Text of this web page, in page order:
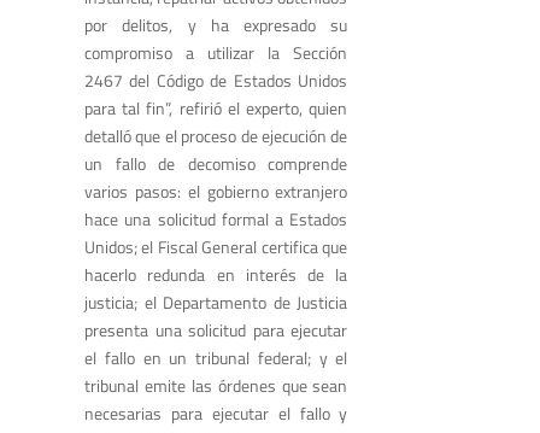
por delitos, y ha expresado su
compromiso a utilizar la Sección
2467 del Código de Estados Unidos
para tal fin”, refirió el experto, quien
detalló que el proceso de ejecución de
un fallo de decomiso comprende
varios pasos: el gobierno extranjero
hace una solicitud formal a Estados
Unidos; el Fiscal General certifica que
hacerlo redunda en interés de la
justicia; el Departamento de Justicia
presenta una solicitud para ejecutar
el fallo en un tribunal federal; y el
tribunal emite las órdenes que sean
necesarias para ejecutar el fallo y